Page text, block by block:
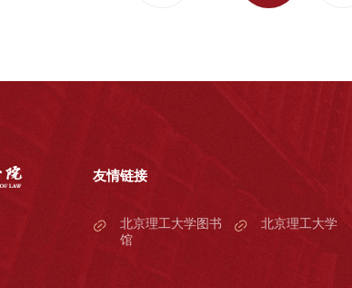
友情链接
北京理工大学图书
馆
北京理工大学